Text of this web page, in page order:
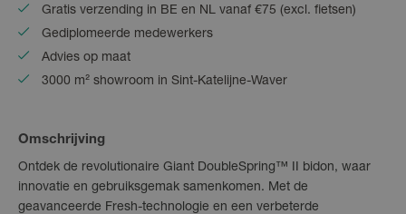
Gratis verzending in BE en NL vanaf €75 (excl. fietsen)
Gediplomeerde medewerkers
Advies op maat
3000 m² showroom in Sint-Katelijne-Waver
Omschrijving
Ontdek de revolutionaire Giant DoubleSpring™ II bidon, waar
innovatie en gebruiksgemak samenkomen. Met de
geavanceerde Fresh-technologie en een verbeterde